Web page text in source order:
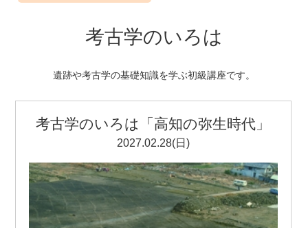
考古学のいろは
遺跡や考古学の基礎知識を学ぶ初級講座です。
考古学のいろは「高知の弥生時代」
2027.02.28(日)